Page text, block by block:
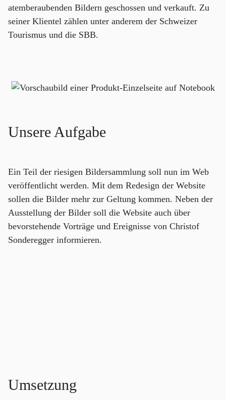
atemberaubenden Bildern geschossen und verkauft. Zu
seiner Klientel zählen unter anderem der Schweizer
Tourismus und die SBB.
Unsere Aufgabe
Ein Teil der riesigen Bildersammlung soll nun im Web
veröffentlicht werden. Mit dem Redesign der Website
sollen die Bilder mehr zur Geltung kommen. Neben der
Ausstellung der Bilder soll die Website auch über
bevorstehende Vorträge und Ereignisse von Christof
Sonderegger informieren.
Umsetzung